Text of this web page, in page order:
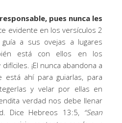
pues nunca les
evidente en los versículos 2
a sus ovejas a lugares
está con ellos en los
¡El nunca abandona a
está ahí para guiarlas, para
y velar por ellas en
verdad nos debe llenar
Dice Hebreos 13:5, “Sean